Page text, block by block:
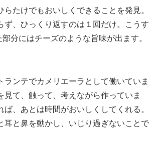
たけでもおいしくできることを発見。
、ひっくり返すのは１回だけ。こうす
分にはチーズのような旨味が出ます。
ンテでカメリエーラとして働いていま
て、触って、考えながら作っていま
、あとは時間がおいしくしてくれる。
と鼻を動かし、いじり過ぎないことで